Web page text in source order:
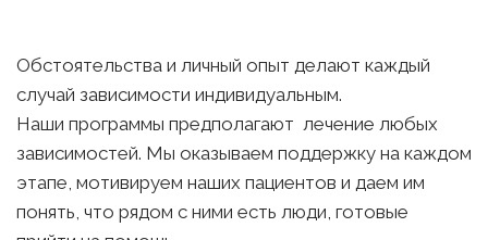
Обстоятельства и личный опыт делают каждый
случай зависимости индивидуальным.
Наши программы предполагают  лечение любых
зависимостей. Мы оказываем поддержку на каждом
этапе, мотивируем наших пациентов и даем им
понять, что рядом с ними есть люди, готовые